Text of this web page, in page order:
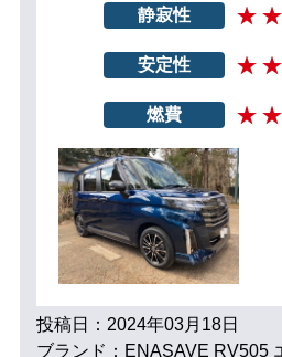
静寂性
安定性
燃費
投稿日：2024年03月18日
ブランド：ENASAVE RV505